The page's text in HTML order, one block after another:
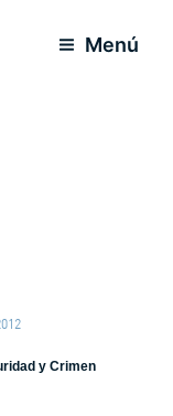
Menú
y Crimen